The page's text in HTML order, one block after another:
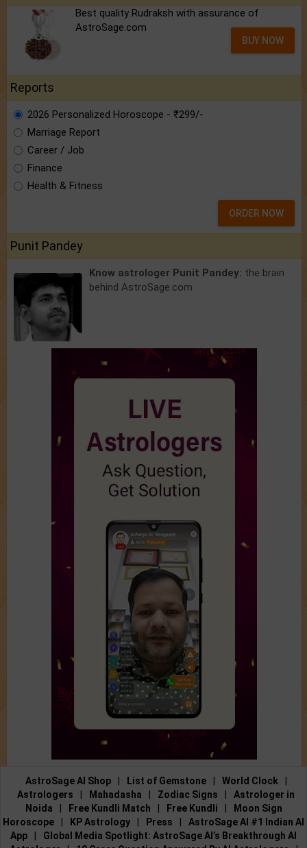
Best quality Rudraksh with assurance of
AstroSage.com
BUY NOW
Reports
2026 Personalized Horoscope - ₹299/-
Marriage Report
Career / Job
Finance
Health & Fitness
ORDER NOW
Punit Pandey
Know astrologer Punit Pandey: the brain
behind AstroSage.com
AstroSage AI Shop List of Gemstone World Clock
Astrologers
Mahadasha Zodiac Signs
Astrologer in
Noida
Free Kundli Match Free Kundli
Moon Sign
Horoscope
KP Astrology Press
AstroSage AI #1 Indian AI
App
Global Media Spotlight: AstroSage AI’s Breakthrough AI